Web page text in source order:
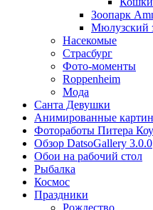
Зоопарк
Мюлузский
Насекомые
Страсбург
Фото-моменты
Roppenheim
Мода
Санта Девушки
Aнимированные
Фотоработы Питера
Обзор DatsoGallery 3.0.0
Обои на рабочий стол
Рыбалка
Космос
Праздники
Рождество